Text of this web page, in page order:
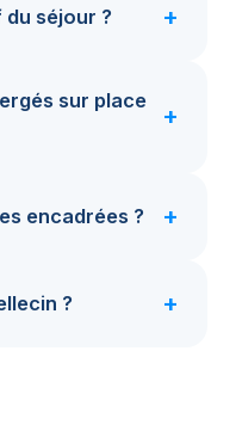
séjour ? +
sur place
+
encadrées ? +
? +